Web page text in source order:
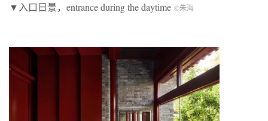
▼入口日景，entrance during the daytime ©朱海